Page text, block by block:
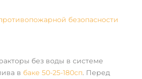
безопасности
без воды в системе
в баке 50-25-180сп. Перед